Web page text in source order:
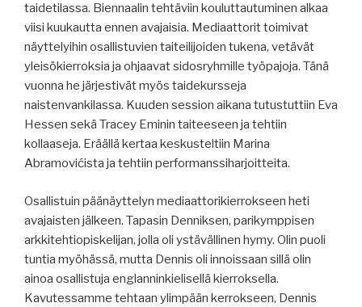
taidetilassa. Biennaalin tehtäviin kouluttautuminen alkaa
viisi kuukautta ennen avajaisia. Mediaattorit toimivat
näyttelyihin osallistuvien taiteilijoiden tukena, vetävät
yleisökierroksia ja ohjaavat sidosryhmille työpajoja. Tänä
vuonna he järjestivät myös taidekursseja
naistenvankilassa. Kuuden session aikana tutustuttiin Eva
Hessen sekä Tracey Eminin taiteeseen ja tehtiin
kollaaseja. Eräällä kertaa keskusteltiin Marina
Abramovićista ja tehtiin performanssiharjoitteita.
Osallistuin päänäyttelyn mediaattorikierrokseen heti
avajaisten jälkeen. Tapasin Denniksen, parikymppisen
arkkitehtiopiskelijan, jolla oli ystävällinen hymy. Olin puoli
tuntia myöhässä, mutta Dennis oli innoissaan sillä olin
ainoa osallistuja englanninkielisellä kierroksella.
Kavutessamme tehtaan ylimpään kerrokseen, Dennis